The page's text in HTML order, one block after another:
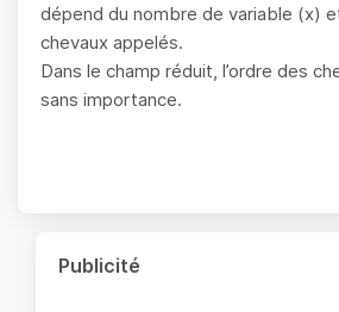
dépend du nombre de variable (x)
chevaux appelés.
Dans le champ réduit, l’ordre des
sans importance.
Publicité